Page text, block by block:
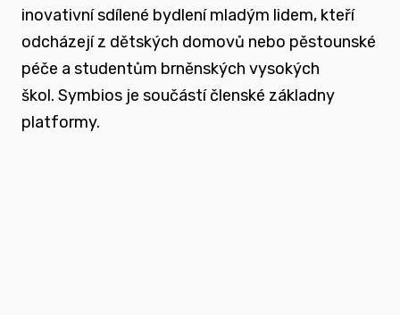
rozvíjet dialog a vést kontruktivní debaty
spojené se změnou systému péče o
podporovat vzdělání a osvětu nejen u
inovativní sdílené bydlení mladým lidem, kteří
odcházejí z dětských domovů nebo pěstounské
péče a studentům brněnských vysokých
škol. Symbios je součástí členské základny
platformy.